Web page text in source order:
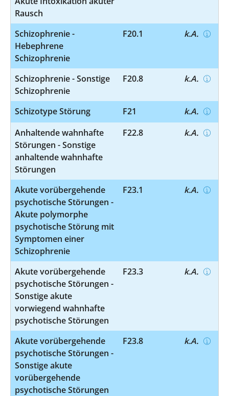
Rausch
Schizophrenie -
Hebephrene
Schizophrenie
F20.1 k.A.
Schizophrenie - Sonstige
Schizophrenie
F20.8 k.A.
Schizotype Störung F21
k.A.
Anhaltende wahnhafte
Störungen - Sonstige
anhaltende wahnhafte
Störungen
F22.8 k.A.
Akute vorübergehende
psychotische Störungen -
Akute polymorphe
psychotische Störung mit
Symptomen einer
Schizophrenie
F23.1 k.A.
Akute vorübergehende
psychotische Störungen -
Sonstige akute
vorwiegend wahnhafte
psychotische Störungen
F23.3 k.A.
Akute vorübergehende
psychotische Störungen -
Sonstige akute
vorübergehende
psychotische Störungen
F23.8 k.A.